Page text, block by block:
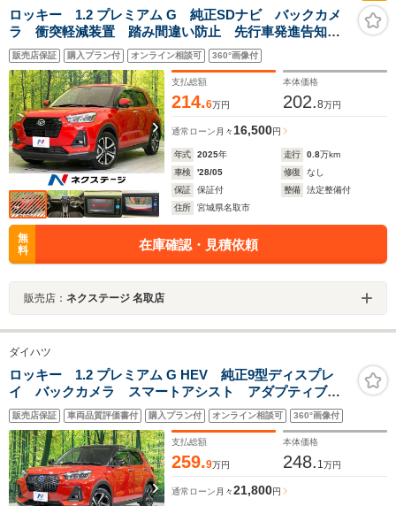
ロッキー 1.2 プレミアム G 純正SDナビ バックカメ
ラ 衝突軽減装置 踏み間違い防止 先行車発進告知機
能 ハーフレザーシート シートヒーター コーナーセ
ンサー スマートキー LEDヘッド ETC2.0
Bluetooth
販売店保証 購入プラン付 オンライン相談可 360°画像付
支払総額
214.6万円
本体価格
202.8万円
通常ローン 月々 16,500円
年式 2025年 走行 0.8万km
車検
'28/05 修復
なし
保証
保証付 整備
法定整備付
住所
宮城県名取市
無
料
在庫確認・見積依頼
販売店： ネクステージ 名取店
ダイハツ
ロッキー 1.2 プレミアム G HEV 純正9型ディスプレ
イ バックカメラ スマートアシスト アダプティブク
ルーズ 禁煙車 ハーフレザーシート 前席シートヒー
ター コーナーセンサー オートハイビーム LEDヘッ
ド＆フォグ 純正17インチAW
販売店保証 車両品質評価書付 購入プラン付 オンライン相談可 360°画像付
支払総額
259.9万円
本体価格
248. 1万円
通常ローン 月々21,800円